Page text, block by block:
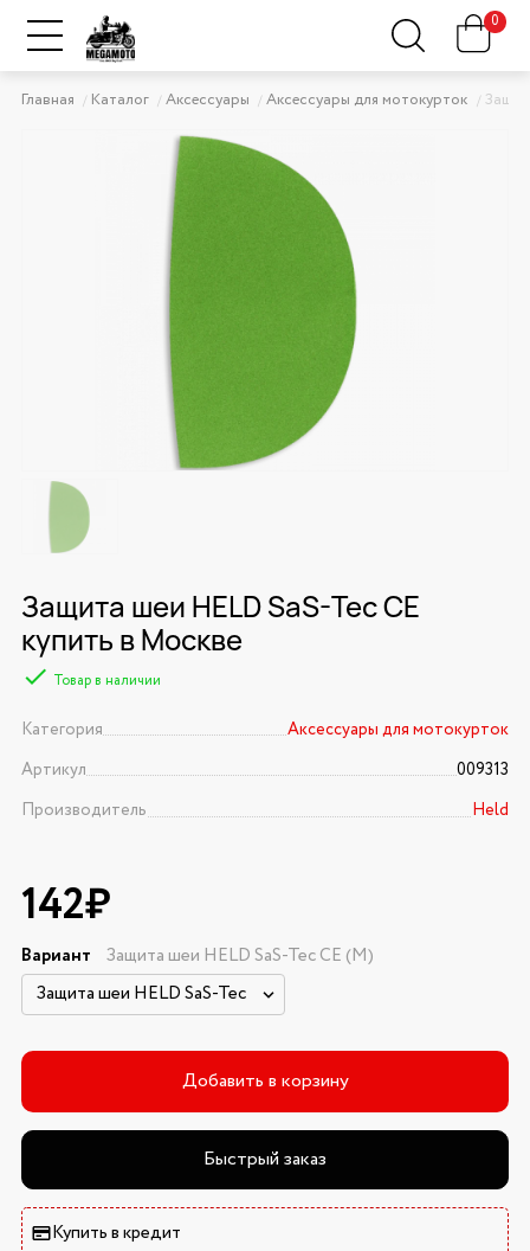
0
Главная Каталог Аксессуары Аксессуары для мотокурток
Защита шеи HELD SaS-Tec CE
купить в Москве
Товар в наличии
Категория
Аксессуары для мотокурток
Артикул
009313
Производитель
Held
142₽
Вариант Защита шеи HELD SaS-Tec CE (M)
Добавить в корзину
Быстрый заказ
Купить в кредит